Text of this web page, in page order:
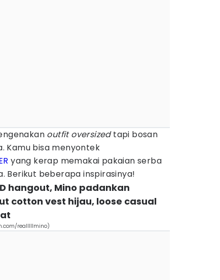
outfit oversizedtapi bosan
Kamu bisa menyontek
yang kerap memakai pakaian serba
Berikut beberapa inspirasinya!
hangout, Mino padankan
cotton vest hijau, loose casual
realllllmino)